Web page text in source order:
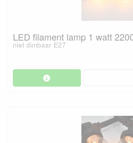
LED filament lamp 1 watt
niet dimbaar E27